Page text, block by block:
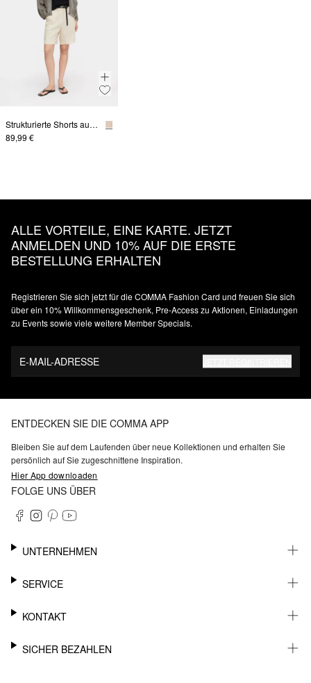
Strukturierte Shorts aus Leinenmix mit geflochtenem Gürtel
89,99 €
ALLE VORTEILE, EINE KARTE. JETZT
ANMELDEN UND 10% AUF DIE ERSTE
BESTELLUNG ERHALTEN
Registrieren Sie sich jetzt für die COMMA Fashion Card und freuen Sie sich
über ein 10% Willkommensgeschenk, Pre-Access zu Aktionen, Einladungen
zu Events sowie viele weitere Member Specials.
E-MAIL-ADRESSE
ENTDECKEN SIE DIE COMMA APP
Bleiben Sie auf dem Laufenden über neue Kollektionen und erhalten Sie
persönlich auf Sie zugeschnittene Inspiration.
Hier App downloaden
FOLGE UNS ÜBER
UNTERNEHMEN
KARRIERE
BARRIEREFREIHEIT
SERVICE
WHATSAPP
MEIN KONTO
KONTAKT
SUPPORT
SICHER BEZAHLEN